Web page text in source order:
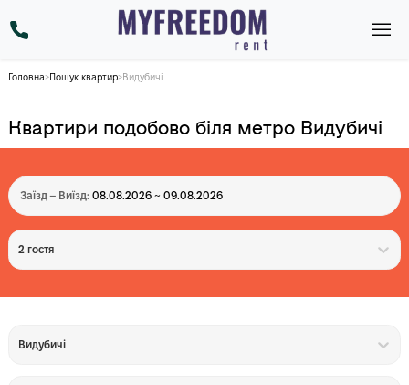
Головна>Пошук квартир> Видубичі
Квартири подобово біля метро Видубичі
Заїзд – Виїзд: 08.08.2026 ~ 09.08.2026
2 гостя
Видубичі